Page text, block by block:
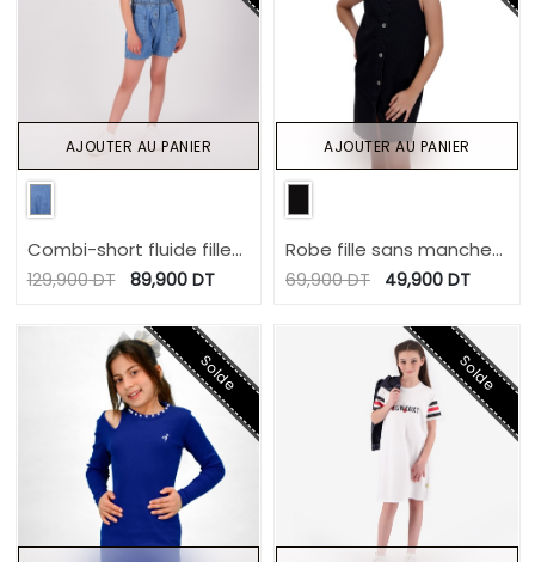
Combi-short fluide fille
en jeans
129,900DT 89,900DT
AJOUTER AU PANIER
Robe fille sans manches
en jeans
69,900DT 49,900 DT
AJOUTER AU PANIER
Solde Solde